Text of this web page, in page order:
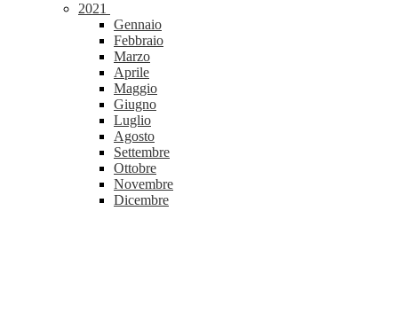
2021
Gennaio
Febbraio
Marzo
Aprile
Maggio
Giugno
Luglio
Agosto
Settembre
Ottobre
Novembre
Dicembre